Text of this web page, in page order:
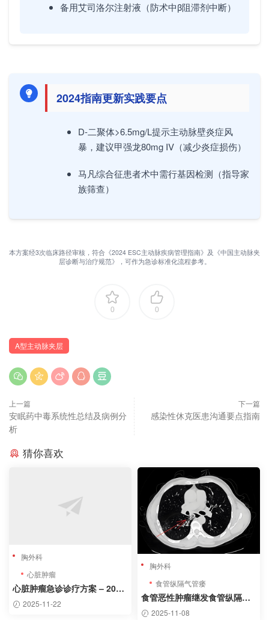
备用艾司洛尔注射液（防术中β阻滞剂中断）
2024指南更新实践要点
D-二聚体>6.5mg/L提示主动脉壁炎症风
暴，建议甲强龙80mg IV（减少炎症损伤）
马凡综合征患者术中需行基因检测（指导家
族筛查）
本方案经3次临床路径审核，符合《2024 ESC主动脉疾病管理指南》及《中国主动脉夹
层诊断与治疗规范》，可作为急诊标准化流程参考。
0 0
A型主动脉夹层
上一篇
安眠药中毒系统性总结及病例分
析
下一篇
感染性休克医患沟通要点指南
猜你喜欢
胸外科
心脏肿瘤
心脏肿瘤急诊诊疗方案 – 2023
指南精要
2025-11-22
胸外科
食管纵隔气管瘘
食管恶性肿瘤继发食管纵隔气
管瘘系统综述及病例报告
2025-11-08